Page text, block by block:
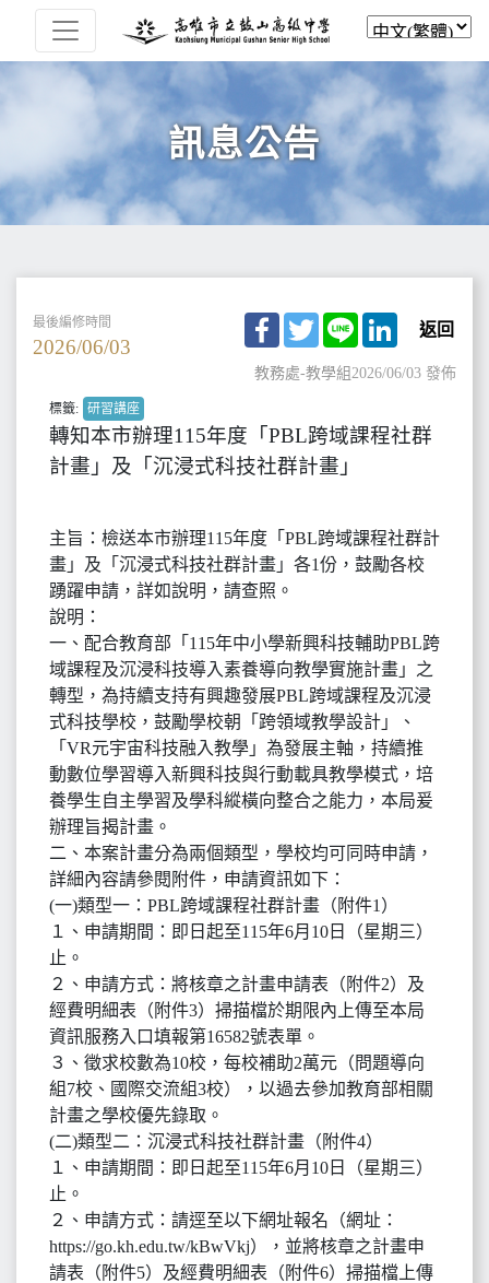
訊息公告
最後編修時間
2026/06/03
Facebook
TwitterLine LinkedIn
返回
教務處-教學組2026/06/03 發佈
標籤: 研習講座
轉知本市辦理115年度「PBL跨域課程社群
計畫」及「沉浸式科技社群計畫」
主旨：檢送本市辦理115年度「PBL跨域課程社群計
畫」及「沉浸式科技社群計畫」各1份，鼓勵各校
踴躍申請，詳如說明，請查照。
說明：
一、配合教育部「115年中小學新興科技輔助PBL跨
域課程及沉浸科技導入素養導向教學實施計畫」之
轉型，為持續支持有興趣發展PBL跨域課程及沉浸
式科技學校，鼓勵學校朝「跨領域教學設計」、
「VR元宇宙科技融入教學」為發展主軸，持續推
動數位學習導入新興科技與行動載具教學模式，培
養學生自主學習及學科縱橫向整合之能力，本局爰
辦理旨揭計畫。
二、本案計畫分為兩個類型，學校均可同時申請，
詳細內容請參閱附件，申請資訊如下：
(一)類型一：PBL跨域課程社群計畫（附件1）
１、申請期間：即日起至115年6月10日（星期三）
止。
２、申請方式：將核章之計畫申請表（附件2）及
經費明細表（附件3）掃描檔於期限內上傳至本局
資訊服務入口填報第16582號表單。
３、徵求校數為10校，每校補助2萬元（問題導向
組7校、國際交流組3校），以過去參加教育部相關
計畫之學校優先錄取。
(二)類型二：沉浸式科技社群計畫（附件4）
１、申請期間：即日起至115年6月10日（星期三）
止。
２、申請方式：請逕至以下網址報名（網址：
https://go.kh.edu.tw/kBwVkj），並將核章之計畫申
請表（附件5）及經費明細表（附件6）掃描檔上傳